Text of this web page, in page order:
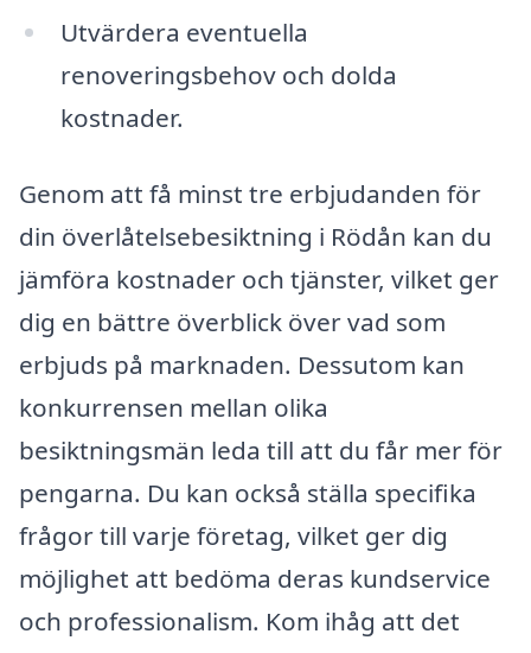
Utvärdera eventuella
renoveringsbehov och dolda
kostnader.
Genom att få minst tre erbjudanden för
din överlåtelsebesiktning i Rödån kan du
jämföra kostnader och tjänster, vilket ger
dig en bättre överblick över vad som
erbjuds på marknaden. Dessutom kan
konkurrensen mellan olika
besiktningsmän leda till att du får mer för
pengarna. Du kan också ställa specifika
frågor till varje företag, vilket ger dig
möjlighet att bedöma deras kundservice
och professionalism. Kom ihåg att det